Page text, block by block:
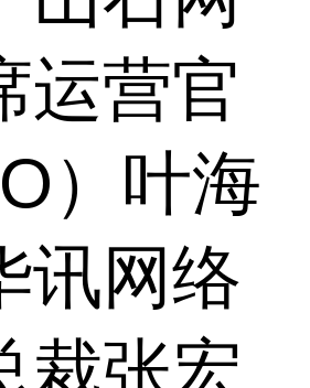
运营官
）叶海
讯网络
裁张宏